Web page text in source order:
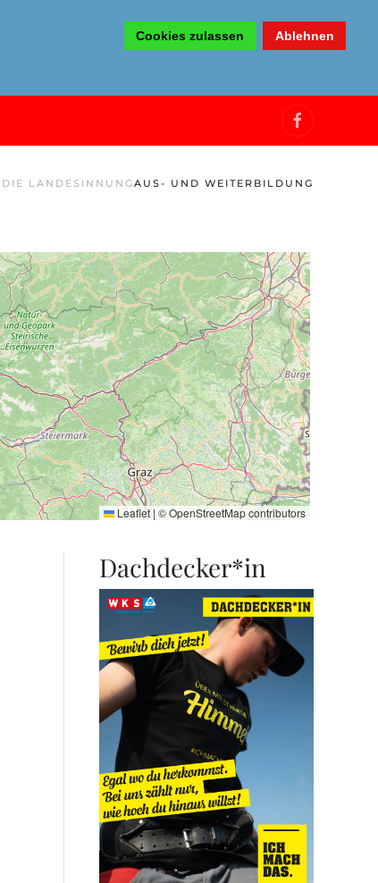
Cookies zulassen Ablehnen
DIE LANDESINNUNGAUS- UND WEITERBILDUNG
Leaflet | ©OpenStreetMapcontributors
Dachdecker*in